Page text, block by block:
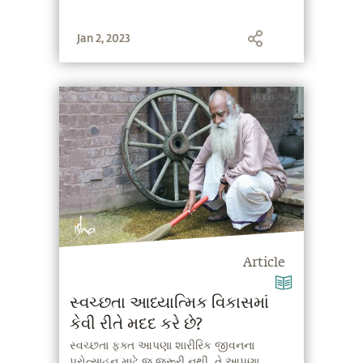
Jan 2, 2023
Article
સ્વચ્છતા આધ્યાત્મિક વિકાસમાં
કેવી રીતે મદદ કરે છે?
સ્વચ્છતા ફક્ત આપણા શારીરિક જીવનના